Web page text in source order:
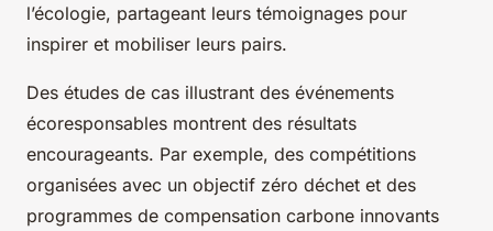
l’écologie, partageant leurs témoignages pour
inspirer et mobiliser leurs pairs.
Des études de cas illustrant des événements
écoresponsables montrent des résultats
encourageants. Par exemple, des compétitions
organisées avec un objectif zéro déchet et des
programmes de compensation carbone innovants